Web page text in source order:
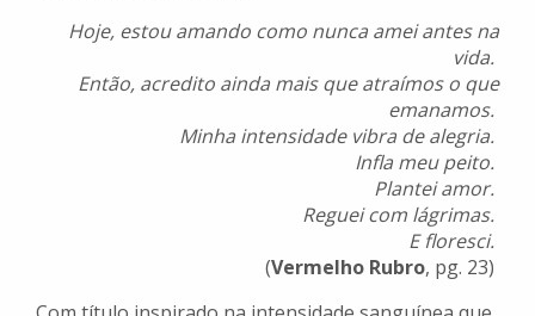
Hoje, estou amando como nunca amei antes na
vida.
Então, acredito ainda mais que atraímos o que
emanamos.
Minha intensidade vibra de alegria.
Infla meu peito.
Plantei amor.
Reguei com lágrimas.
E floresci.
(Vermelho Rubro, pg. 23)